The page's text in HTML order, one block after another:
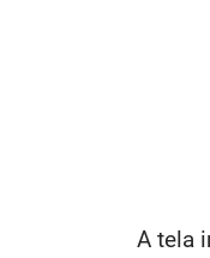
A tela